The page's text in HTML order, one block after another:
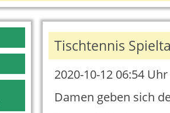
Tischtennis
2020-10-12 06:54 Uhr
Damen geben sich